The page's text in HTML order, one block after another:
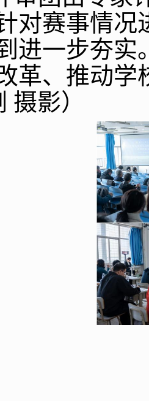
对赛事情况
进一步夯
革、推动学
影）